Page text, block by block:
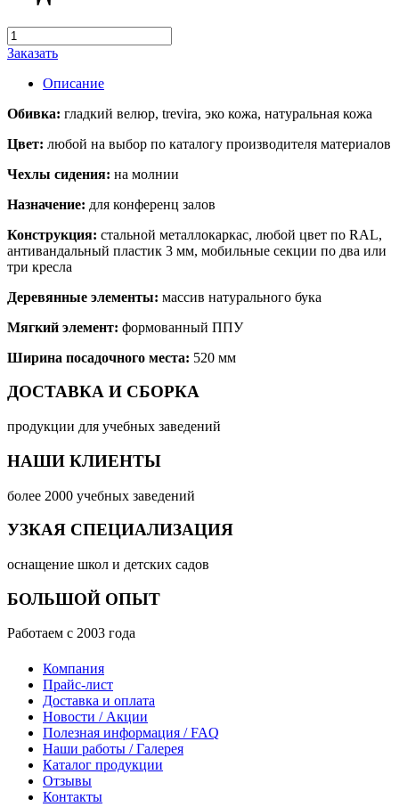
Заказать
Описание
Обивка: гладкий велюр, trevira, эко кожа, натуральная кожа
Цвет: любой на выбор по каталогу производителя материалов
Чехлы сидения: на молнии
Назначение: для конференц залов
Конструкция: стальной металлокаркас, любой цвет по RAL,
антивандальный пластик 3 мм, мобильные секции по два или
три кресла
Деревянные элементы: массив натурального бука
Мягкий элемент: формованный ППУ
Ширина посадочного места: 520 мм
ДОСТАВКА И СБОРКА
продукции для учебных заведений
НАШИ КЛИЕНТЫ
более 2000 учебных заведений
УЗКАЯ СПЕЦИАЛИЗАЦИЯ
оснащение школ и детских садов
БОЛЬШОЙ ОПЫТ
Работаем с 2003 года
Компания
Прайс-лист
Доставка и оплата
Новости / Акции
Полезная информация / FAQ
Наши работы / Галерея
Каталог продукции
Отзывы
Контакты